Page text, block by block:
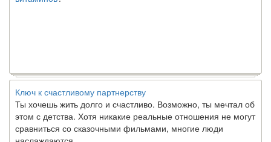
Ключ к счастливому партнерству
Ты хочешь жить долго и счастливо. Возможно, ты мечтал об
этом с детства. Хотя никакие реальные отношения не могут
сравниться со сказочными фильмами, многие люди
наслаждаются...